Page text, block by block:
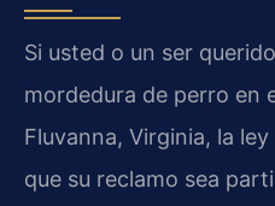
Si usted o un ser
mordedura de perro en
Fluvanna, Virginia, la
que su reclamo sea